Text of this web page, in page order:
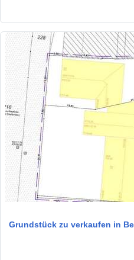
Grundstück zu verkaufen in